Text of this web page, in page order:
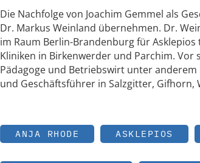
Die Nachfolge von Joachim Gemmel als
Dr. Markus Weinland übernehmen. Dr.
im Raum Berlin-Brandenburg für
Kliniken in Birkenwerder und Parchim.
Pädagoge und Betriebswirt unter
und Geschäftsführer in Salzgitter,
ANJA RHODE ASKLEPIOS